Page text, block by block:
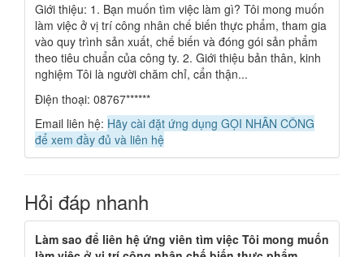
Giới thiệu: 1. Bạn muốn tìm việc làm gì? Tôi mong muốn
làm việc ở vị trí công nhân chế biến thực phẩm, tham gia
vào quy trình sản xuất, chế biến và đóng gói sản phẩm
theo tiêu chuẩn của công ty. 2. Giới thiệu bản thân, kinh
nghiệm Tôi là người chăm chỉ, cẩn thận...
Điện thoại: 08767******
Email liên hệ: Hãy cài đặt ứng dụng GỌI NHÂN CÔNG
để xem đầy đủ và liên hệ
Hỏi đáp nhanh
Làm sao để liên hệ ứng viên tìm việc Tôi mong muốn